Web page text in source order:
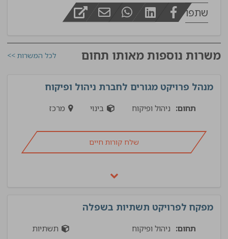
שתפו
משרות נוספות מאותו תחום לכל המשרות >>
מנהל פרויקט מגורים לחברת ניהול ופיקוח
תחום: ניהול ופיקוח בינוי מרכז
שלח קורות חיים
מפקח לפרויקט תשתיות בשפלה
תחום: ניהול ופיקוח
תשתיות